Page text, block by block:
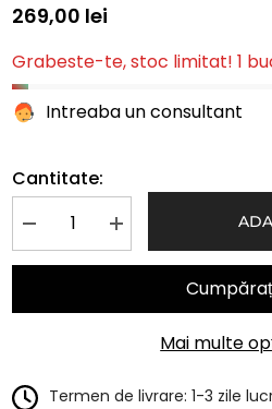
269,00 lei
Grabeste-te, stoc limitat! 1
Intreaba un consultant
Cantitate:
cantitatea
pentru
Bleu
Mareste
cantitatea
pentru
Bleu
Mai multe
Termen de livrare: 1-3 zile